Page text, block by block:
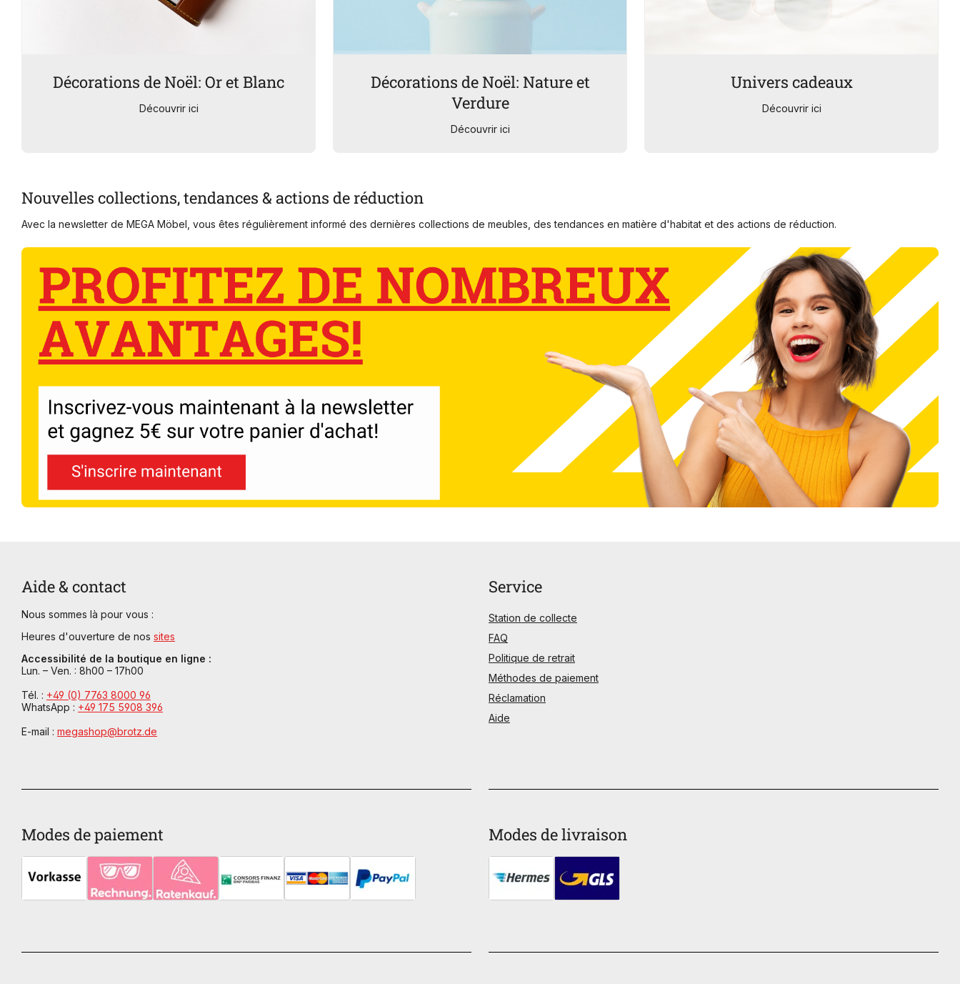
Décorations de Noël: Or et Blanc
Découvrir ici
Décorations de Noël: Nature et
Verdure
Découvrir ici
Univers cadeaux
Découvrir ici
Nouvelles collections, tendances & actions de réduction
Avec la newsletter de MEGA Möbel, vous êtes régulièrement informé des dernières collections de meubles, des tendances en matière d'habitat et des actions de réduction.
Aide & contact
Nous sommes là pour vous :
Heures d'ouverture de nos sites
Accessibilité de la boutique en ligne :
Lun. – Ven. : 8h00 – 17h00
Tél. : +49 (0) 7763 8000 96
WhatsApp : +49 175 5908 396
E-mail : megashop@brotz.de
Modes de paiement Modes de livraison
Service
Station de collecte
FAQ
Politique de retrait
Méthodes de paiement
Réclamation
Aide